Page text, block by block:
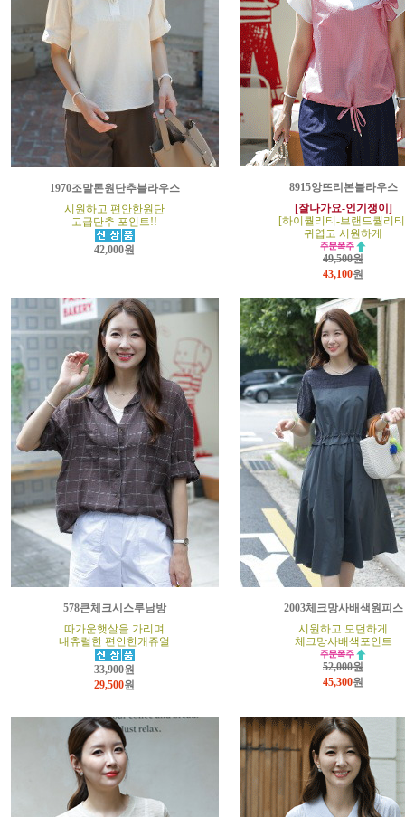
1970조말론원단추블라우스
시원하고 편안한원단
고급단추 포인트!!
42,000원
8915앙뜨리본블라우스
[잘나가요-인기쟁이]
[하이퀄리티-브랜드퀄리
귀엽고 시원하게
49,500원
43,100원
578큰체크시스루남방
따가운햇살을 가리며
내츄럴한 편안한캐쥬얼
33,900원
29,500원
2003체크망사배색원피스
시원하고 모던하게
체크망사배색포인트
52,000원
45,300원